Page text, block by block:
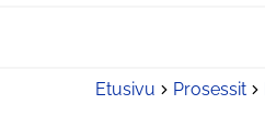
Etusivu Prosessit